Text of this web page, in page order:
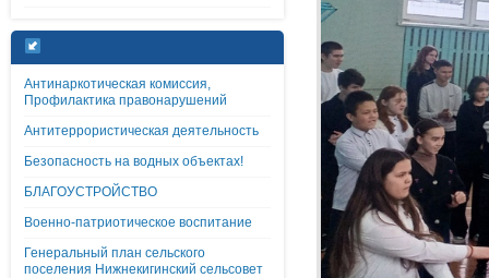
Антинаркотическая комиссия,
Профилактика правонарушений
Антитеррористическая деятельность
Безопасность на водных объектах!
БЛАГОУСТРОЙСТВО
Военно-патриотическое воспитание
Генеральный план сельского
поселения Нижнекигинский сельсовет